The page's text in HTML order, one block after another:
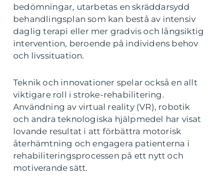
bedömningar, utarbetas en skräddarsydd
behandlingsplan som kan bestå av intensiv
daglig terapi eller mer gradvis och långsiktig
intervention, beroende på individens behov
och livssituation.
Teknik och innovationer spelar också en allt
viktigare roll i stroke-rehabilitering.
Användning av virtual reality (VR), robotik
och andra teknologiska hjälpmedel har visat
lovande resultat i att förbättra motorisk
återhämtning och engagera patienterna i
rehabiliteringsprocessen på ett nytt och
motiverande sätt.